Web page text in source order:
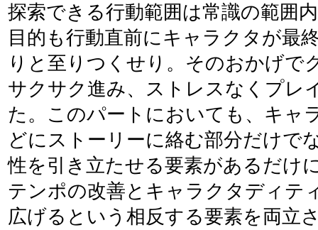
探索できる行動範囲は常識の範囲
目的も行動直前にキャラクタが最
りと至りつくせり。そのおかげで
サクサク進み、ストレスなくプレ
た。このパートにおいても、キャ
どにストーリーに絡む部分だけで
性を引き立たせる要素があるだけ
テンポの改善とキャラクタディテ
広げるという相反する要素を両立